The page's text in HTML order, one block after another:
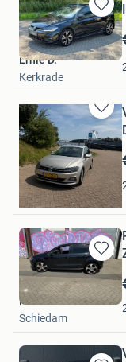
Bewaren
in
Mijn
Ernie D.
Kerkrade
in
Mijn
Lisanne
Veenendaal
Bewaren
in
Mijn
Fiko B
Schiedam